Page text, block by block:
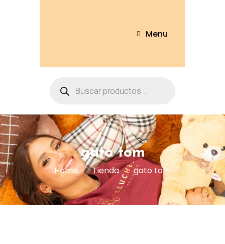
Menu
gato tom
Home Tienda gato tom